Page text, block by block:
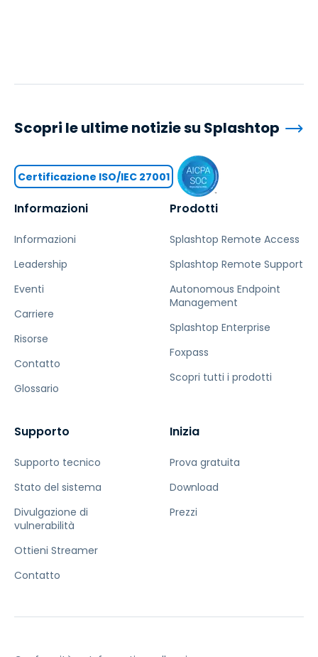
Informazioni
Informazioni
Leadership
Eventi
Carriere
Risorse
Contatto
Glossario
Prodotti
Splashtop Remote Access
Splashtop Remote Support
Autonomous Endpoint
Management
Splashtop Enterprise
Foxpass
Scopri tutti i prodotti
Supporto
Supporto tecnico
Stato del sistema
Divulgazione di
vulnerabilità
Ottieni Streamer
Contatto
Inizia
Prova gratuita
Download
Prezzi
Scopri le ultime notizie su Splashtop
Certificazione ISO/IEC 27001